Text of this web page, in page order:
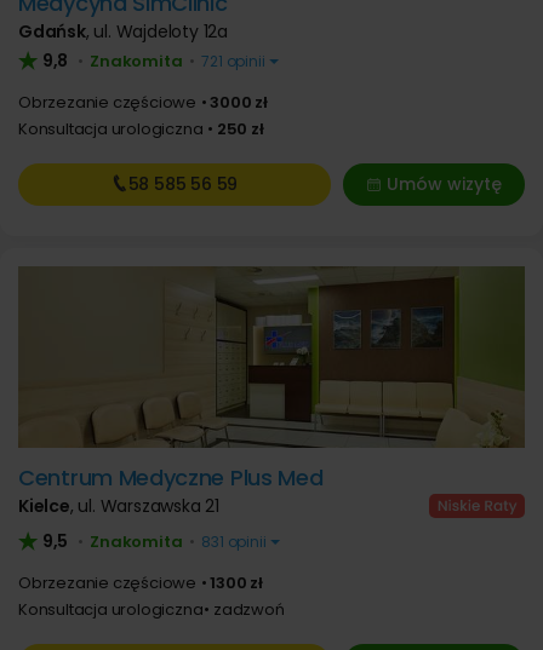
Gdańsk, ul. Wajdeloty 12a
9,8 • Znakomita • 721 opinii
Obrzezanie częściowe
3000 zł
Konsultacja urologiczna
250 zł
Umów wizytę
58 585 56 59
Centrum Medyczne Plus Med
Kielce, ul. Warszawska 21
9,5 • Znakomita • 831 opinii
Obrzezanie częściowe
1300 zł
Konsultacja urologiczna zadzwoń